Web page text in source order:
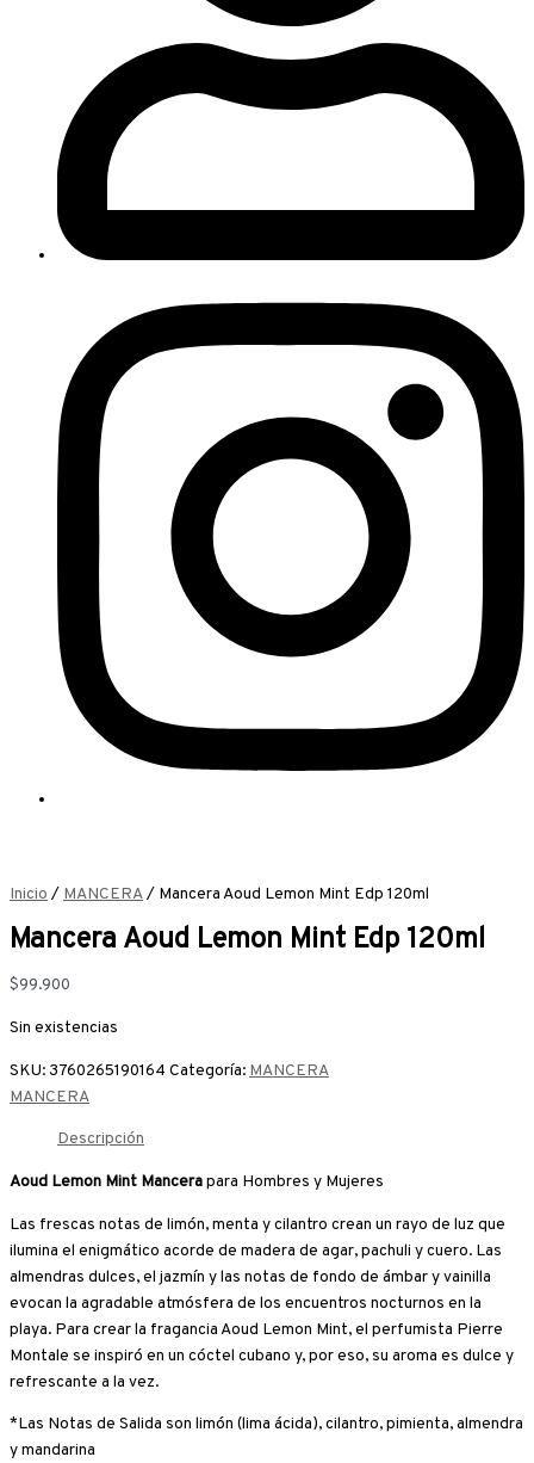
Inicio/ MANCERA/ Mancera Aoud Lemon Mint Edp 120ml
Mancera Aoud Lemon Mint Edp 120ml
$99.900
Sin existencias
SKU:3760265190164 Categoría: MANCERA
MANCERA
Descripción
Aoud Lemon Mint Mancerapara Hombres y Mujeres
Las frescas notas de limón, menta y cilantro crean un rayo de luz que
ilumina el enigmático acorde de madera de agar, pachuli y cuero. Las
almendras dulces, el jazmín y las notas de fondo de ámbar y vainilla
evocan la agradable atmósfera de los encuentros nocturnos en la
playa. Para crear la fragancia Aoud Lemon Mint, el perfumista Pierre
Montale se inspiró en un cóctel cubano y, por eso, su aroma es dulce y
refrescante a la vez.
*Las Notas de Salida son limón (lima ácida), cilantro, pimienta, almendra
y mandarina